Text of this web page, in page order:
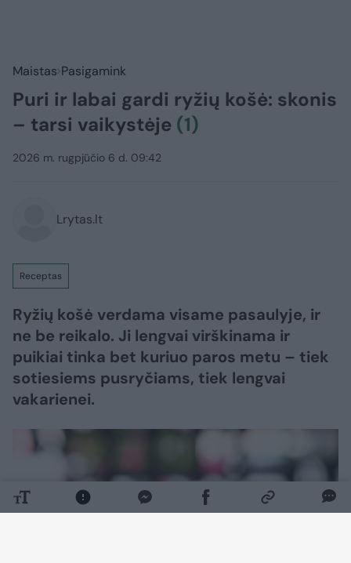
Maistas Pasigamink
Puri ir labai gardi ryžių košė: skonis
– tarsi vaikystėje (1)
2026 m. rugpjūčio 6 d. 09:42
Lrytas.lt
Receptas
Ryžių košė verdama visame pasaulyje, ir
ne be reikalo. Ji lengvai virškinama ir
puikiai tinka bet kuriuo paros metu – tiek
sotiesiems pusryčiams, tiek lengvai
vakarienei.